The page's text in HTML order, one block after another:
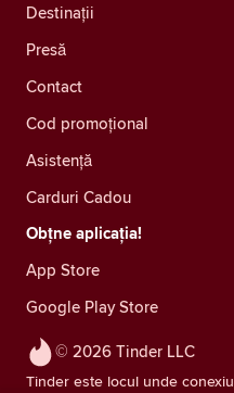
© 2026 Tinder LLC
Tinder este locul unde
Destinații
Presă
Contact
Cod promoțional
Asistență
Carduri Cadou
Obțne aplicația!
App Store
Google Play Store